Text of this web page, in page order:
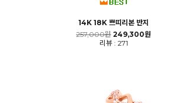
14K 18K 쁘띠리본 반지
257,000원 249,300원
리뷰 : 271